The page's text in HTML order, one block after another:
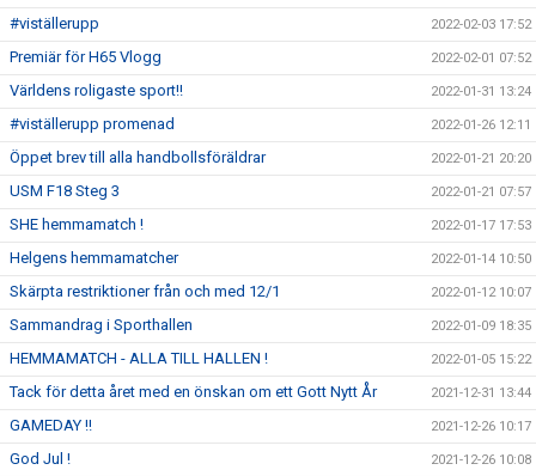
#viställerupp 2022-02-03 17:52
Premiär för H65 Vlogg 2022-02-01 07:52
Världens roligaste sport!! 2022-01-31 13:24
#viställerupp promenad 2022-01-26 12:11
Öppet brev till alla handbollsföräldrar 2022-01-21 20:20
USM F18 Steg 3 2022-01-21 07:57
SHE hemmamatch ! 2022-01-17 17:53
Helgens hemmamatcher 2022-01-14 10:50
Skärpta restriktioner från och med 12/1 2022-01-12 10:07
Sammandrag i Sporthallen 2022-01-09 18:35
HEMMAMATCH - ALLA TILL HALLEN ! 2022-01-05 15:22
Tack för detta året med en önskan om ett Gott Nytt År 2021-12-31 13:44
GAMEDAY !! 2021-12-26 10:17
God Jul ! 2021-12-26 10:08